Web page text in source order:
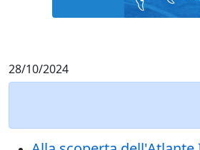
28/10/2024